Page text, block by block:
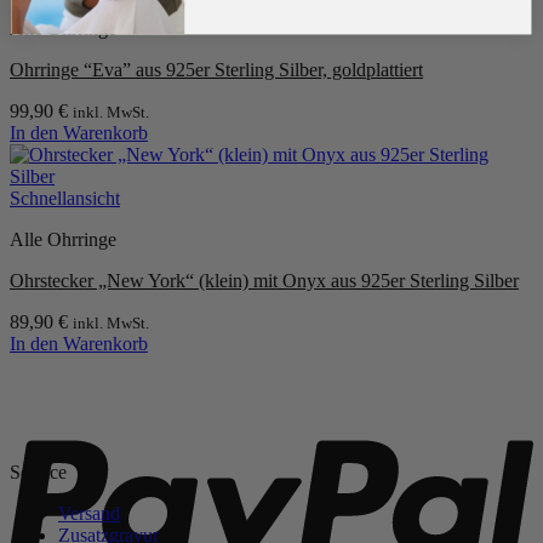
Alle Ohrringe
Ohrringe “Eva” aus 925er Sterling Silber, goldplattiert
99,90 € inkl. MwSt.
In den Warenkorb
Schnellansicht
Alle Ohrringe
Ohrstecker „New York“ (klein) mit Onyx aus 925er Sterling Silber
89,90 € inkl. MwSt.
In den Warenkorb
Service
Versand
Zusatzgravur